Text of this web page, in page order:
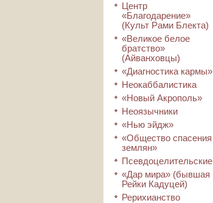
Центр
«Благодарение»
(Культ Рами Блекта)
«Великое белое
братство»
(Айванховцы)
«Диагностика кармы»
Неокаббалистика
«Новый Акрополь»
Неоязычники
«Нью эйдж»
«Общество спасения
землян»
Псевдоцелительские
«Дар мира» (бывшая
Рейки Кадуцей)
Рерихианство